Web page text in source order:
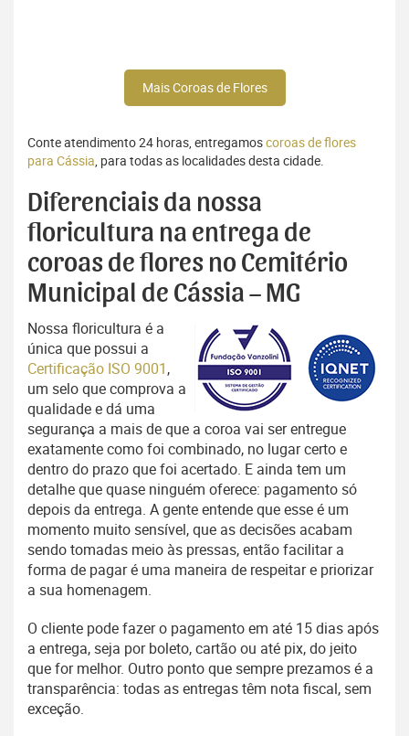
Mais Coroas de Flores
Conte atendimento 24 horas, entregamoscoroas de flores
para Cássia, para todas as localidades desta cidade.
Diferenciais da nossa
floricultura na entrega de
coroas de flores no Cemitério
Municipal de Cássia – MG
Nossa floricultura é a
única que possui a
Certificação ISO 9001,
um selo que comprova a
qualidade e dá uma
segurança a mais de que a coroa vai ser entregue
exatamente como foi combinado, no lugar certo e
dentro do prazo que foi acertado. E ainda tem um
detalhe que quase ninguém oferece: pagamento só
depois da entrega. A gente entende que esse é um
momento muito sensível, que as decisões acabam
sendo tomadas meio às pressas, então facilitar a
forma de pagar é uma maneira de respeitar e priorizar
a sua homenagem.
O cliente pode fazer o pagamento em até 15 dias após
a entrega, seja por boleto, cartão ou até pix, do jeito
que for melhor. Outro ponto que sempre prezamos é a
transparência: todas as entregas têm nota fiscal, sem
exceção.